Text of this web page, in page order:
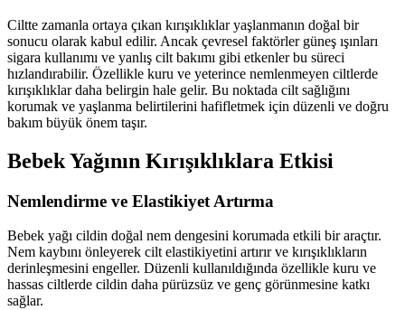
Ciltte zamanla ortaya çıkan kırışıklıklar yaşlanmanın doğal bir
sonucu olarak kabul edilir. Ancak çevresel faktörler güneş ışınları
sigara kullanımı ve yanlış cilt bakımı gibi etkenler bu süreci
hızlandırabilir. Özellikle kuru ve yeterince nemlenmeyen ciltlerde
kırışıklıklar daha belirgin hale gelir. Bu noktada cilt sağlığını
korumak ve yaşlanma belirtilerini hafifletmek için düzenli ve doğru
bakım büyük önem taşır.
Bebek Yağının Kırışıklıklara Etkisi
Nemlendirme ve Elastikiyet Artırma
Bebek yağı cildin doğal nem dengesini korumada etkili bir araçtır.
Nem kaybını önleyerek cilt elastikiyetini artırır ve kırışıklıkların
derinleşmesini engeller. Düzenli kullanıldığında özellikle kuru ve
hassas ciltlerde cildin daha pürüzsüz ve genç görünmesine katkı
sağlar.